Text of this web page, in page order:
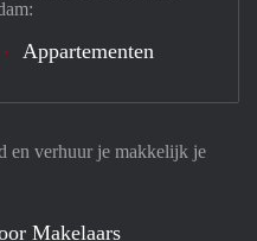
en verhuur je makkelijk je
Makelaars
Appartementen